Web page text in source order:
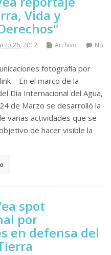
Vida y
26, 2012 Archivo
No
fotografía por
En el marco de la
Día Internacional del Agua,
de Marzo se desarrolló la
varias actividades que se
de hacer visible la
spot
por
en defensa del